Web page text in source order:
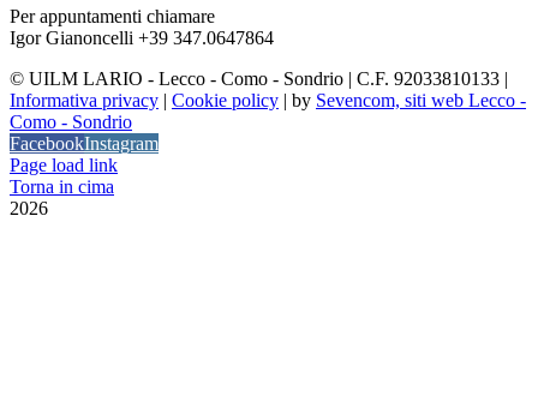
Per appuntamenti chiamare
Igor Gianoncelli +39 347.0647864
© UILM LARIO - Lecco - Como - Sondrio | C.F. 92033810133 |
Informativa privacy | Cookie policy | by Sevencom, siti web Lecco -
Como - Sondrio
FacebookInstagram
Page load link
Torna in cima
2026